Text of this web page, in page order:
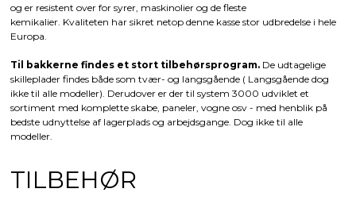
og er resistent over for syrer, maskinolier og de fleste
kemikalier. Kvaliteten har sikret netop denne kasse stor udbredelse i hele
Europa.
Til bakkerne findes et stort tilbehørsprogram. De udtagelige
skilleplader findes både som tvær- og langsgående ( Langsgående dog
ikke til alle modeller). Derudover er der til system 3000 udviklet et
sortiment med komplette skabe, paneler, vogne osv - med henblik på
bedste udnyttelse af lagerplads og arbejdsgange. Dog ikke til alle
modeller.
TILBEHØR